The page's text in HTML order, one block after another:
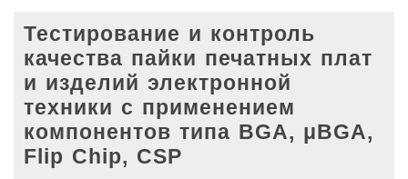
Тестирование и контроль
качества пайки печатных плат
и изделий электронной
техники с применением
компонентов типа BGA, μBGA,
Flip Chip, CSP